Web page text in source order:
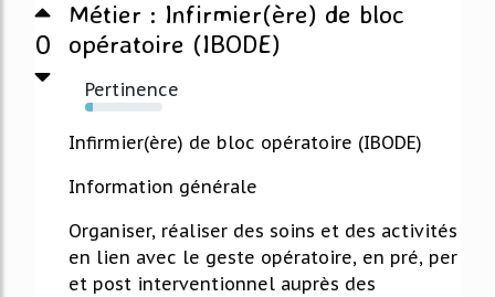
0
Métier : Infirmier(ère) de bloc
opératoire (IBODE)
Pertinence
10%
Infirmier(ère) de bloc opératoire (IBODE)
Information générale
Organiser, réaliser des soins et des activités
en lien avec le geste opératoire, en pré, per
et post interventionnel auprès des